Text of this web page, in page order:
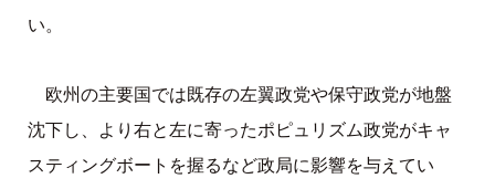
い。
欧州の主要国では既存の左翼政党や保守政党が地盤
沈下し、より右と左に寄ったポピュリズム政党がキャ
スティングボートを握るなど政局に影響を与えてい